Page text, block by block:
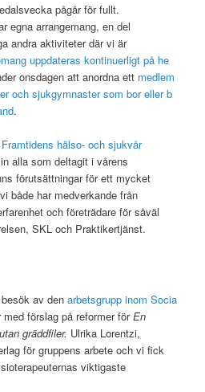
pågår för fullt.
egna arrangemang, en del
andra aktiviteter där vi är
uppdateras kontinuerligt på he
onsdagen att anordna ett medlem
och sjukgymnaster som bor eller b
.
Framtidens hälso- och sjukvår
alla som deltagit i vårens
förutsättningar för ett mycket
både har medverkande från
och företrädare för såväl
SKL och Praktikertjänst.
besök av denarbetsgrupp inom Socia
med förslag på reformer förEn
gräddfiler. Ulrika Lorentzi,
för gruppens arbete och vi fick
viktigaste